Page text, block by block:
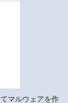
マルウェアを作